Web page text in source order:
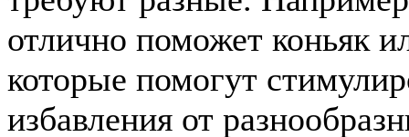
отлично поможет коньяк
которые помогут
избавления от